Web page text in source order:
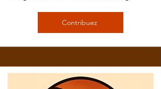
Contribuez